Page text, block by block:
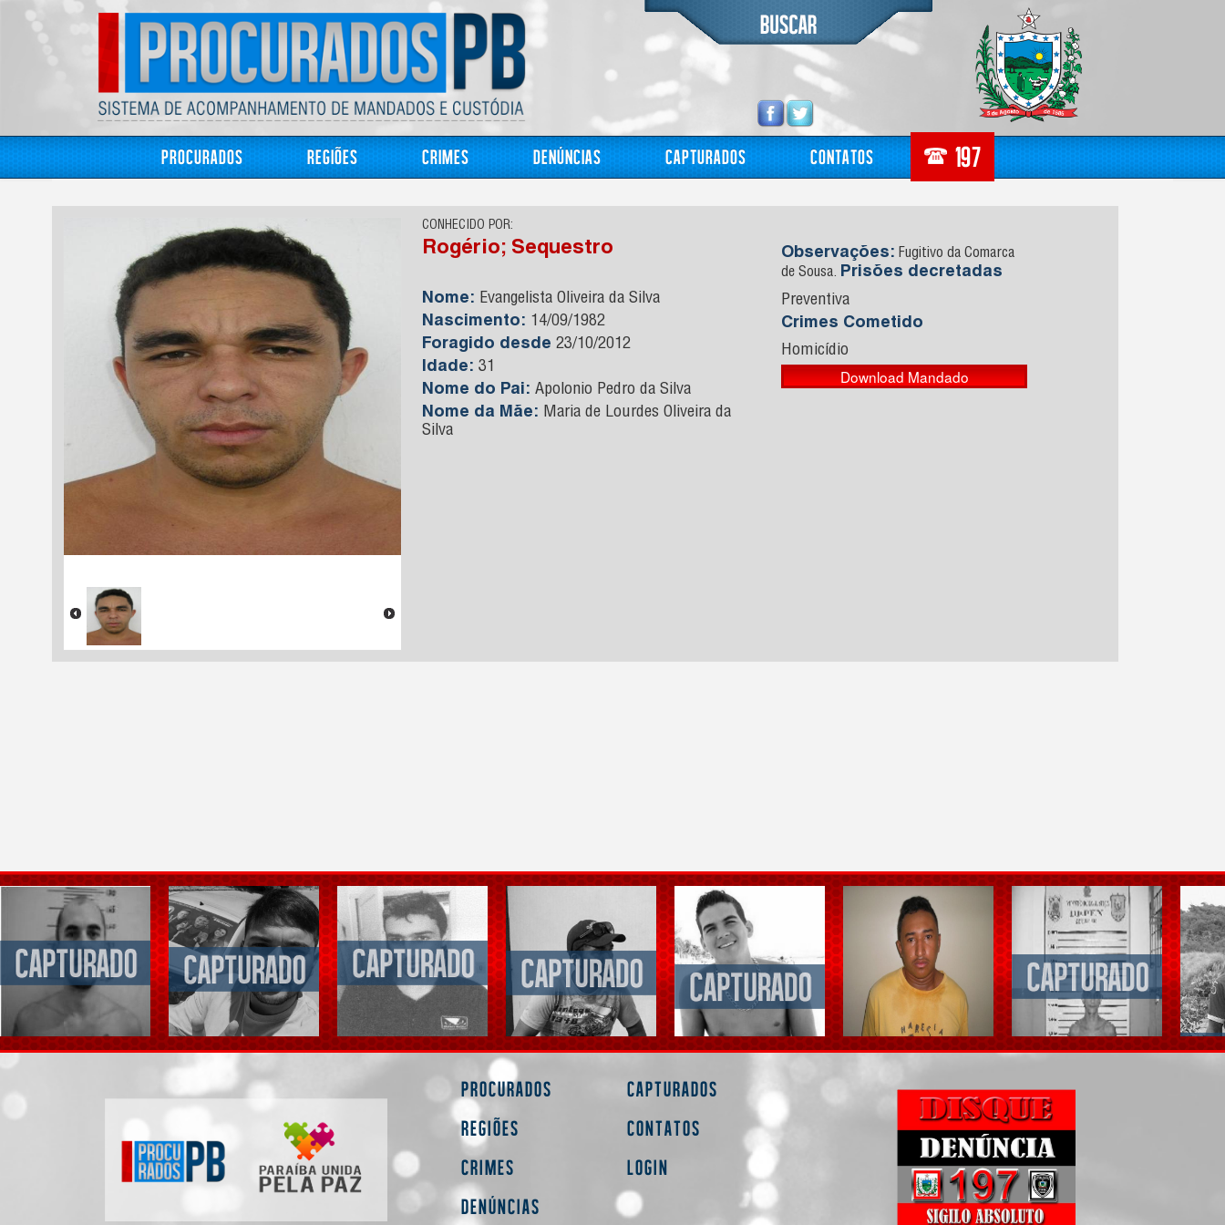
Procurados Regiões Crimes Denúncias Capturados Contatos
CONHECIDO POR:
Rogério; Sequestro
Nome: Evangelista Oliveira da Silva
Nascimento: 14/09/1982
Foragido desde 23/10/2012
Idade: 31
Nome do Pai: Apolonio Pedro da Silva
Nome da Mãe: Maria de Lourdes Oliveira da
Silva
Observações: Fugitivo da Comarca
de Sousa. Prisões decretadas
Preventiva
Crimes Cometido
Homicídio
Download Mandado
Procurados
Regiões
Crimes
Denúncias
Capturados
Contatos
Login